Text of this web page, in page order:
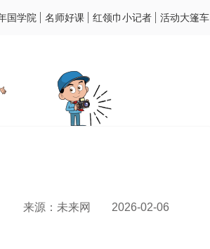
国学院 名师好课 红领巾小记者 活动大篷车
来源：未来网 2026-02-06